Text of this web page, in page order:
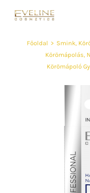
Főoldal > Smink,
Körömápolás,
Körömápoló